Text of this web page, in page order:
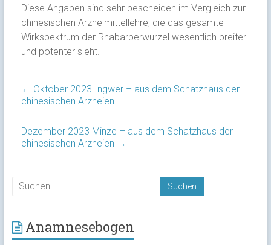
Diese Angaben sind sehr bescheiden im Vergleich zur
chinesischen Arzneimittellehre, die das gesamte
Wirkspektrum der Rhabarberwurzel wesentlich breiter
und potenter sieht.
← Oktober 2023 Ingwer – aus dem Schatzhaus der
chinesischen Arzneien
Dezember 2023 Minze – aus dem Schatzhaus der
chinesischen Arzneien →
Anamnesebogen